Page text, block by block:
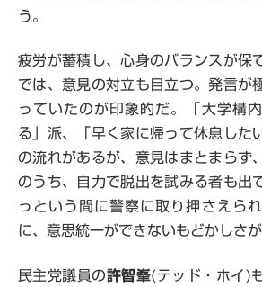
う。
疲労が蓄積し、心身のバランスが保
では、意見の対立も目立つ。発言が
っていたのが印象的だ。「大学構
る」派、「早く家に帰って休息した
の流れがあるが、意見はまとまらず
のうち、自力で脱出を試みる者も出
っという間に警察に取り押さえら
に、意思統一ができないもどかしさ
民主党議員の許智峯(テッド・ホイ)